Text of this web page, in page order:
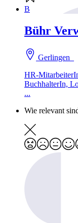
B
Bühr
Gerlingen
HR-
BuchhalterIn,
...
Wie relevant